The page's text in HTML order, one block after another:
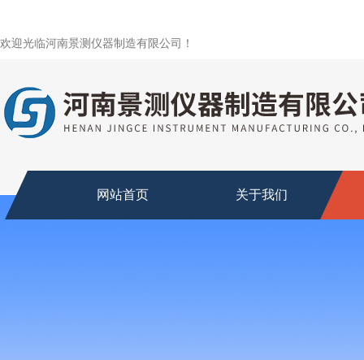
欢迎光临河南景测仪器制造有限公司！
网站首页 关于我们